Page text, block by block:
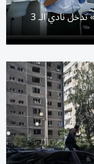
«وول ستريت» تنتعش.. و«أمازون» تدخل نادي الـ 3